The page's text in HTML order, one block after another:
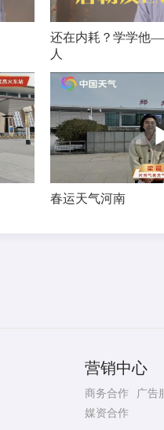
还在内耗？学学他
人
​春运天气河南
营销中心
商务合作
广告
媒资合作